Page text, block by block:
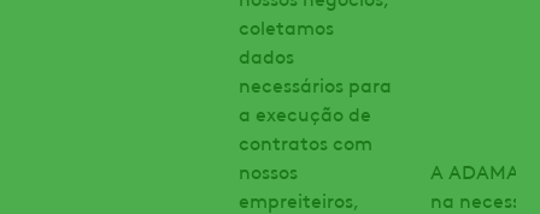
coletamos
dados
necessários para
a execução de
contratos com
nossos
empreiteiros,
A ADAMA
na